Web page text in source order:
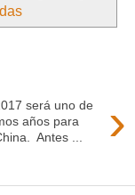
›
será uno de
años para
Antes ...